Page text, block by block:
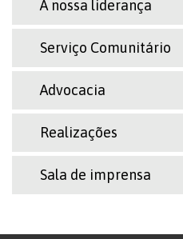
A nossa liderança
Serviço Comunitário
Advocacia
Realizações
Sala de imprensa